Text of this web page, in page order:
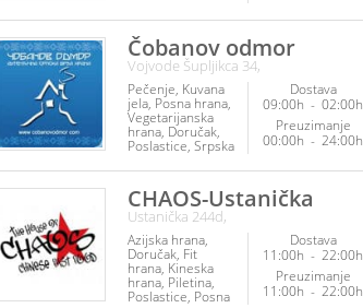
Čobanov odmor
Vojvode Šupljikca 34,
Pečenje Kuvana
jela Posna hrana
Vegetarijanska
hrana Doručak
Poslastice Srpska
Sendviči
Dostava
09:00h - 02:00h
Preuzimanje
00:00h - 24:00h
CHAOS-Ustanička
Ustanička 244d,
Azijska hrana
Doručak Fit
hrana Kineska
hrana Piletina
Poslastice Posna
Dostava
11:00h - 22:00h
Preuzimanje
11:00h - 22:00h